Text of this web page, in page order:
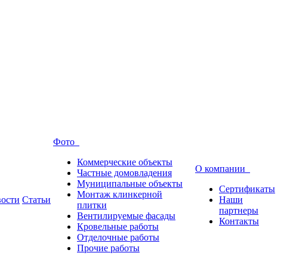
Статьи
Фото
Коммерческие объекты
Частные домовладения
Муниципальные объекты
Монтаж клинкерной
плитки
Вентилируемые фасады
Кровельные работы
Отделочные работы
Прочие работы
О компании
Сертификаты
Наши
партнеры
Контакты